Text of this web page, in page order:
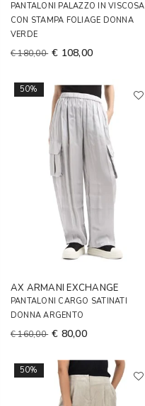
PANTALONI PALAZZO IN VISCOSA
CON STAMPA FOLIAGE DONNA
VERDE
€ 180,00 € 108,00
50%
AX ARMANI EXCHANGE
PANTALONI CARGO SATINATI
DONNA ARGENTO
€ 160,00 € 80,00
50%